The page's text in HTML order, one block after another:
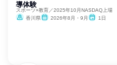
導体験
スポーツ×教育／2025年10月NASDAQ上場
香川県
2026年8月・9月 1日